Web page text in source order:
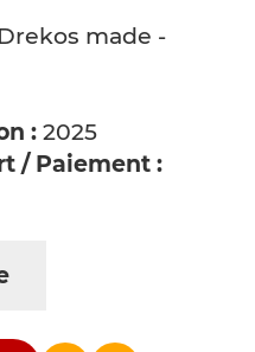
Drekos made -
: 2025
/ Paiement :